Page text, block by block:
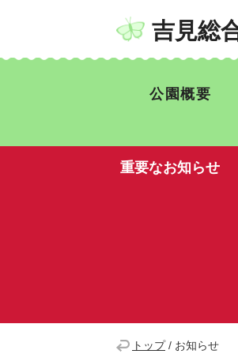
吉見総
公園概要
重要なお知らせ
トップ/ お知らせ